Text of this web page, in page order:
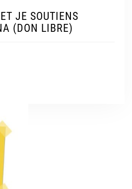
JE SOUTIENS
(DON LIBRE)